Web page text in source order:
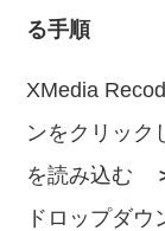
る手順
XMedia
ンをクリック
を読み込む
ドロップダ